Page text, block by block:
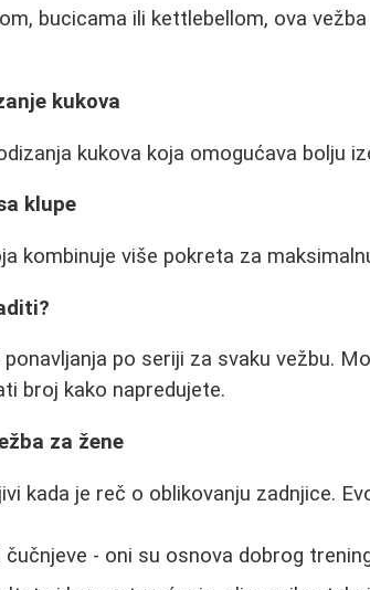
bucicama ili kettlebellom, ova
kukova
kukova koja omogućava bolju
klupe
kombinuje više pokreta za
po seriji za svaku vežbu.
broj kako napredujete.
za žene
kada je reč o oblikovanju zadnjice.
- oni su osnova dobrog